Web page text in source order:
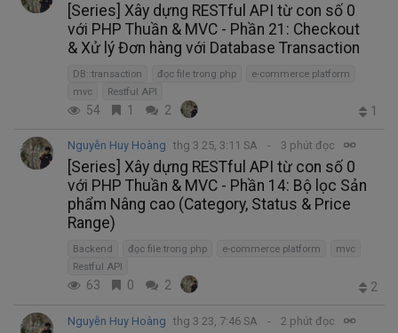
[Series] Xây dựng RESTful API từ con số 0
với PHP Thuần & MVC - Phần 21: Checkout
& Xử lý Đơn hàng với Database Transaction
DB::transaction đọc file trong php
e-commerce platform
mvc
Restful API
54 1 2 1
Nguyễn Huy Hoàng thg 3 25, 3:11 SA 3 phút đọc
[Series] Xây dựng RESTful API từ con số 0
với PHP Thuần & MVC - Phần 14: Bộ lọc Sản
phẩm Nâng cao (Category, Status & Price
Range)
Backend đọc file trong php e-commerce platform
mvc
Restful API
63 0 2 2
Nguyễn Huy Hoàng thg 3 23, 7:46 SA 2 phút đọc